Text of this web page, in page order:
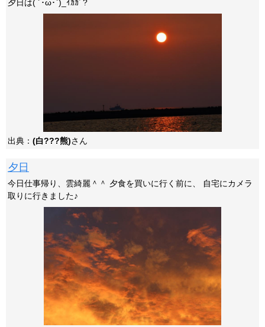
夕日は( ´･ω･`)_ｲｶｶﾞ?
出典： (白???熊)さん
夕日
今日仕事帰り、雲綺麗＾＾ 夕食を買いに行く前に、 自宅にカメラ
取りに行きました♪